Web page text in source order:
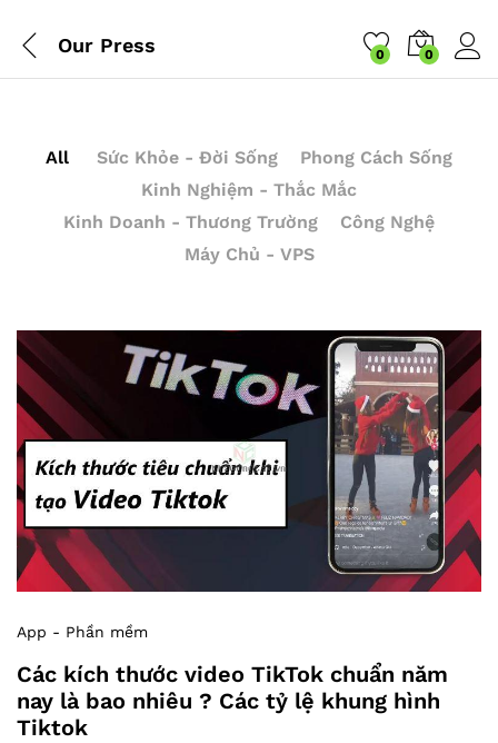
Our Press 0 0
All Sức Khỏe - Đời Sống
Phong Cách Sống
Kinh Nghiệm - Thắc Mắc
Kinh Doanh - Thương Trường
Công Nghệ
Máy Chủ - VPS
App - Phần mềm
Các kích thước video TikTok chuẩn năm
nay là bao nhiêu ? Các tỷ lệ khung hình
Tiktok